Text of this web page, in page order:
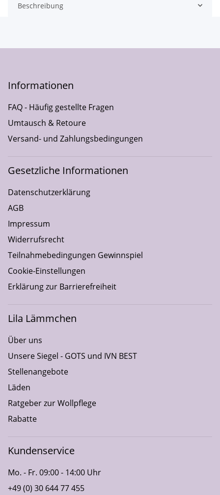
Beschreibung
Informationen
FAQ - Häufig gestellte Fragen
Umtausch & Retoure
Versand- und Zahlungsbedingungen
Gesetzliche Informationen
Datenschutzerklärung
AGB
Impressum
Widerrufsrecht
Teilnahmebedingungen Gewinnspiel
Cookie-Einstellungen
Erklärung zur Barrierefreiheit
Lila Lämmchen
Über uns
Unsere Siegel - GOTS und IVN BEST
Stellenangebote
Läden
Ratgeber zur Wollpflege
Rabatte
Kundenservice
Mo. - Fr. 09:00 - 14:00 Uhr
+49 (0) 30 644 77 455